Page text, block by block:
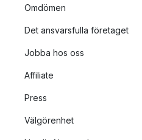
Omdömen
Det ansvarsfulla företaget
Jobba hos oss
Affiliate
Press
Välgörenhet